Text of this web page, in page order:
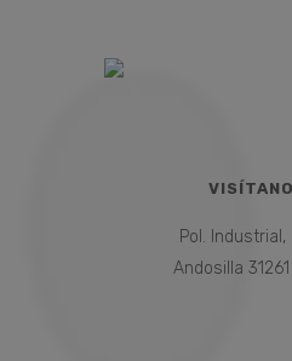
Pol.
Andosilla